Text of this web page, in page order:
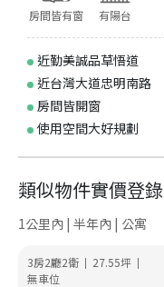
房間皆有窗 有陽台
近勤美誠品草悟道
近台灣大道忠明南路
房間皆開窗
使用空間大好規劃
類似物件實價登錄
1公里內 | 半年內 | 公寓
3房2廳2衛 | 27.55坪 |
無車位